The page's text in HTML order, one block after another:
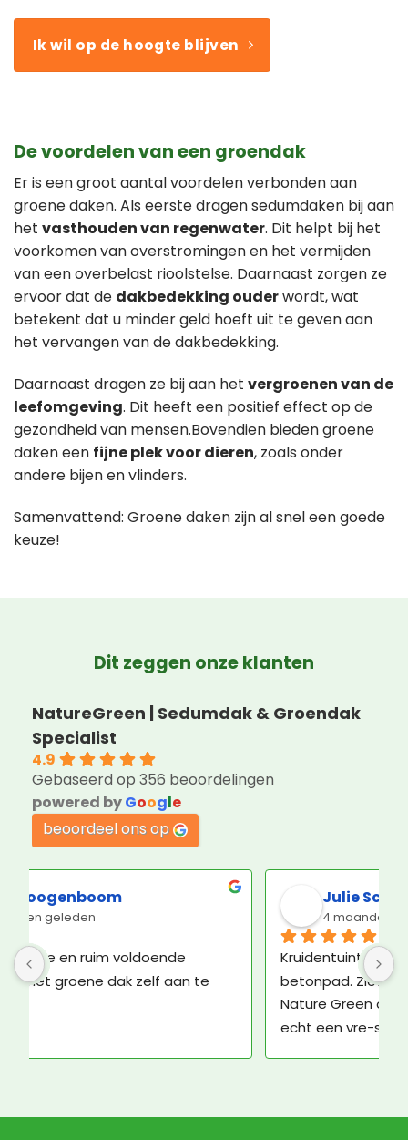
Ik wil op de hoogte blijven
De voordelen van een groendak
Er is een groot aantal voordelen verbonden aan
groene daken. Als eerste dragen sedumdaken bij aan
het vasthouden van regenwater. Dit helpt bij het
voorkomen van overstromingen en het vermijden
van een overbelast rioolstelse. Daarnaast zorgen ze
ervoor dat de dakbedekking ouderwordt, wat
betekent dat u minder geld hoeft uit te geven aan
het vervangen van de dakbedekking.
Daarnaast dragen ze bij aan het vergroenen van de
leefomgeving. Dit heeft een positief effect op de
gezondheid van mensen.Bovendien bieden groene
daken een fijne plek voor dieren, zoals onder
andere bijen en vlinders.
Samenvattend: Groene daken zijn al snel een goede
keuze!
Dit zeggen onze klanten
NatureGreen | Sedumdak & Groendak
Specialist
4.9
Gebaseerd op 356 beoordelingen
powered byGoogle
beoordeel ons op
Julie Schwerzel
4 maanden geleden
Kruidentuintje besteld. Niet op dak, maar op
betonpad. Ziet er prima uit. Contact met
Nature Green ook plezierig. De bezorger was
echt een vre-se-lijke man, maar daar kan